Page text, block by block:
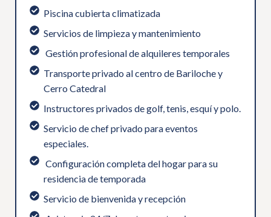
Piscina cubierta climatizada
⁠Servicios de limpieza y mantenimiento
⁠ ⁠Gestión profesional de alquileres temporales
Transporte privado al centro de Bariloche y
Cerro Catedral
Instructores privados de golf, tenis, esquí y polo.
⁠Servicio de chef privado para eventos
especiales.
⁠ ⁠Configuración completa del hogar para su
residencia de temporada
Servicio de bienvenida y recepción